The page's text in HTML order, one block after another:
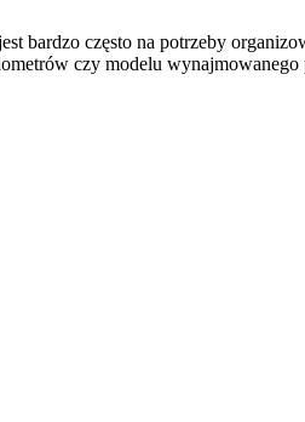
bardzo często na potrzeby
czy modelu